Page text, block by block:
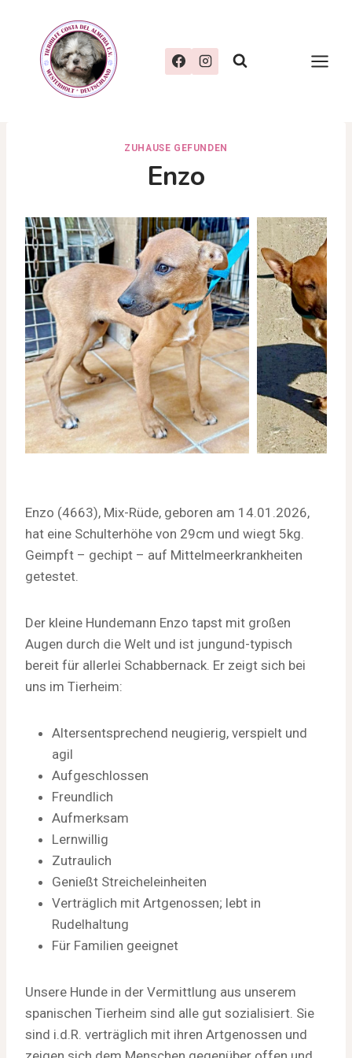
springen
ZUHAUSE GEFUNDEN
Enzo
Enzo (4663), Mix-Rüde, geboren am 14.01.2026,
hat eine Schulterhöhe von 29cm und wiegt 5kg.
Geimpft – gechipt – auf Mittelmeerkrankheiten
getestet.
Der kleine Hundemann Enzo tapst mit großen
Augen durch die Welt und ist jungund-typisch
bereit für allerlei Schabbernack. Er zeigt sich bei
uns im Tierheim:
Altersentsprechend neugierig, verspielt und
agil
Aufgeschlossen
Freundlich
Aufmerksam
Lernwillig
Zutraulich
Genießt Streicheleinheiten
Verträglich mit Artgenossen; lebt in
Rudelhaltung
Für Familien geeignet
Unsere Hunde in der Vermittlung aus unserem
spanischen Tierheim sind alle gut sozialisiert. Sie
sind i.d.R. verträglich mit ihren Artgenossen und